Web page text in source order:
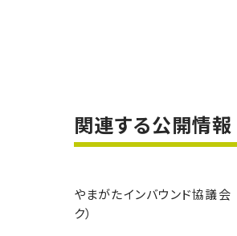
関連する公開情報
やまがたインバウンド協議会
ク）